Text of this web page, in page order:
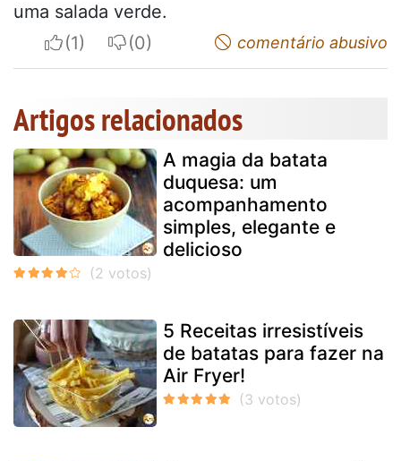
uma salada verde.
I apreciateI do not appreciatecomentário abusivo
Artigos relacionados
A magia da batata
duquesa: um
acompanhamento
simples, elegante e
delicioso
5 Receitas irresistíveis
de batatas para fazer na
Air Fryer!